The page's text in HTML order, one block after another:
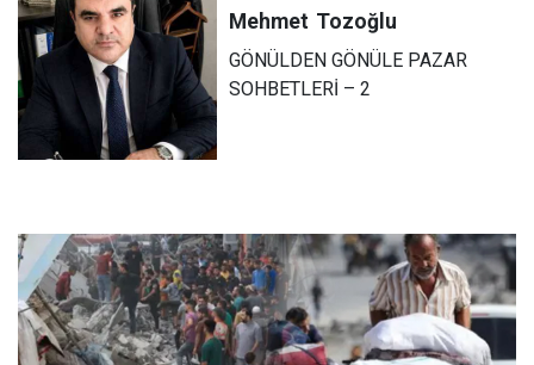
Mehmet Tozoğlu
GÖNÜLDEN GÖNÜLE PAZAR
SOHBETLERİ – 2